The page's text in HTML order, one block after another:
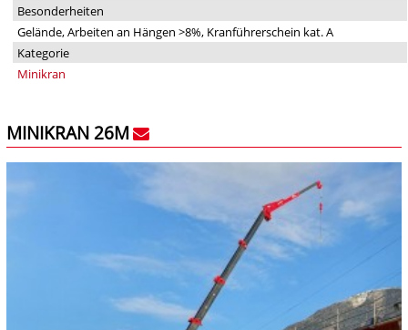
Besonderheiten
Gelände, Arbeiten an Hängen >8%, Kranführerschein kat. A
Kategorie
Minikran
MINIKRAN 26M